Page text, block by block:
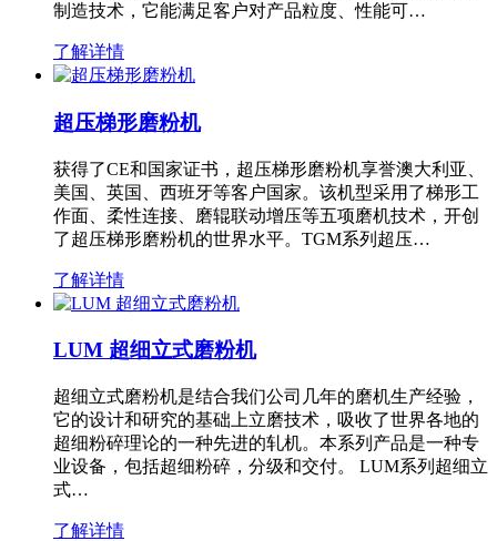
制造技术，它能满足客户对产品粒度、性能可…
了解详情
超压梯形磨粉机
获得了CE和国家证书，超压梯形磨粉机享誉澳大利亚、
美国、英国、西班牙等客户国家。该机型采用了梯形工
作面、柔性连接、磨辊联动增压等五项磨机技术，开创
了超压梯形磨粉机的世界水平。TGM系列超压…
了解详情
LUM 超细立式磨粉机
超细立式磨粉机是结合我们公司几年的磨机生产经验，
它的设计和研究的基础上立磨技术，吸收了世界各地的
超细粉碎理论的一种先进的轧机。本系列产品是一种专
业设备，包括超细粉碎，分级和交付。 LUM系列超细立
式…
了解详情